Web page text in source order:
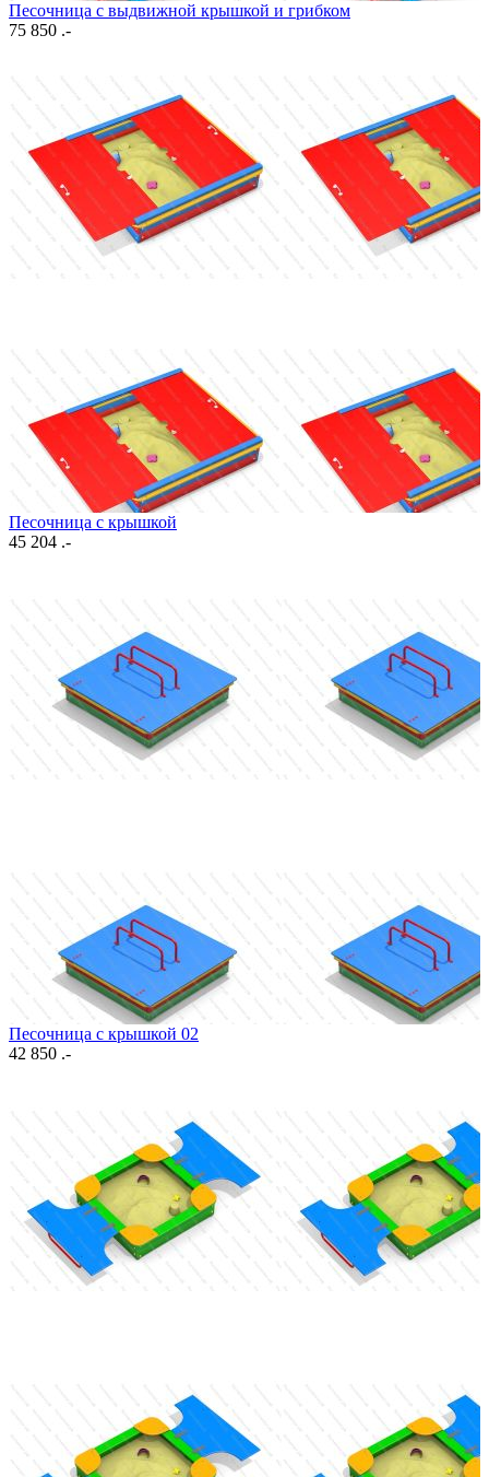
Песочница с выдвижной крышкой и грибком
75 850 .-
Песочница с крышкой
45 204 .-
Песочница с крышкой 02
42 850 .-